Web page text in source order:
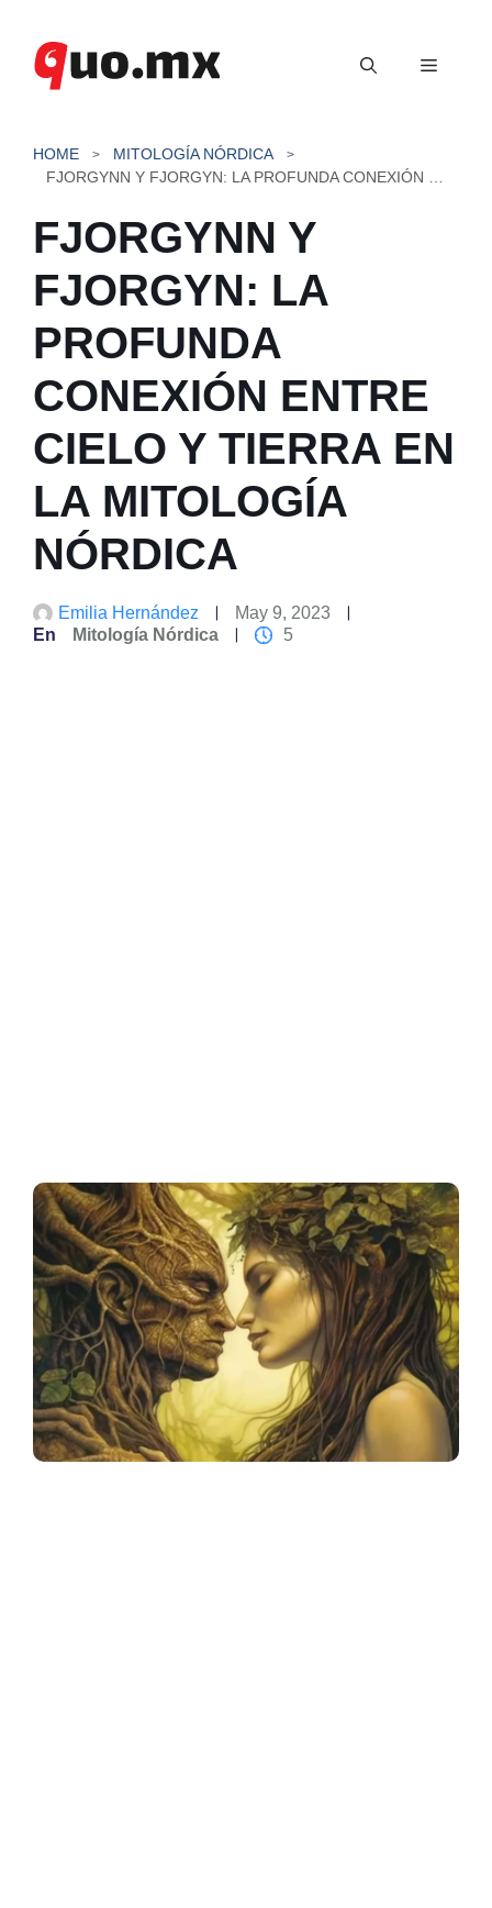
contenido
Menú
HOME
MITOLOGÍA NÓRDICA
FJORGYNN Y
FJORGYN: LA
PROFUNDA
CONEXIÓN ENTRE
CIELO Y TIERRA EN
LA MITOLOGÍA
NÓRDICA
Emilia Hernández
May 9, 2023
En
Mitología Nórdica 5